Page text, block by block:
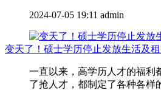
2024-07-05 19:11 admin
变天了！硕士学历停止发放生活及
一直以来，高学历人才的福利
了抢人才，都制定了各种各样